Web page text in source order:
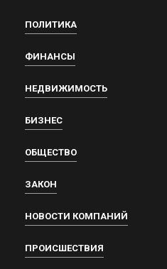
ПОЛИТИКА
ФИНАНСЫ
НЕДВИЖИМОСТЬ
БИЗНЕС
ОБЩЕСТВО
ЗАКОН
НОВОСТИ КОМПАНИЙ
ПРОИСШЕСТВИЯ